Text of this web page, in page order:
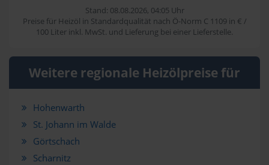
Stand: 08.08.2026, 04:05 Uhr
Preise für Heizöl in Standardqualität nach Ö-Norm C 1109 in € /
100 Liter inkl. MwSt. und Lieferung bei einer Lieferstelle.
Weitere regionale Heizölpreise für
Hohenwarth
St. Johann im Walde
Görtschach
Scharnitz